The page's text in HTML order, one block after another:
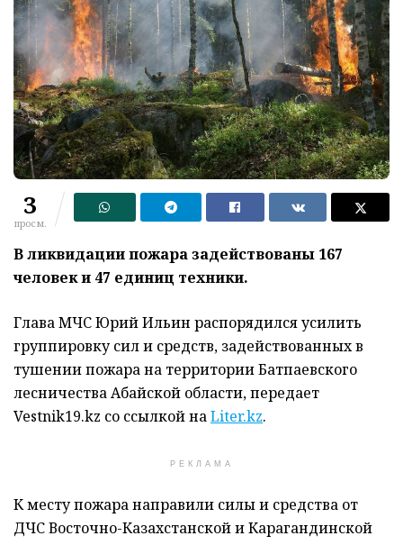
3
просм.
В ликвидации пожара задействованы 167
человек и 47 единиц техники.
Глава МЧС Юрий Ильин распорядился усилить
группировку сил и средств, задействованных в
тушении пожара на территории Батпаевского
лесничества Абайской области, передает
Vestnik19.kz со ссылкой наLiter.kz.
РЕКЛАМА
К месту пожара направили силы и средства от
ДЧС Восточно-Казахстанской и Карагандинской